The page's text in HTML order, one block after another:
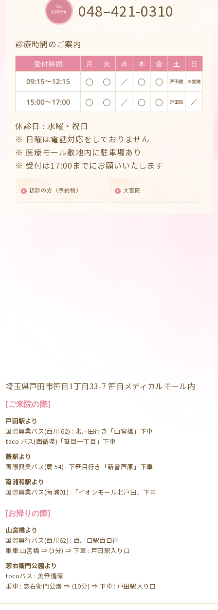
048–421-0310
診療時間のご案内
休診日 : 水曜・祝日
※ 日曜は電話対応をしておりません
※ 医療モール敷地内に駐車場あり
※ 受付は17:00までにお願いいたします
初診の方（予約制） 大宮院
埼玉県戸田市笹目1丁目33-7 笹目メディカルモール内
[ご来院の際]
戸田駅より
国際興業バス(西川 62) : 北戸田行き「山宮橋」下車
taco バス(西循環)「笹目一丁目」下車
蕨駅より
国際興業バス(蕨 54) : 下笹目行き「新曽芦原」下車
南浦和駅より
国際興業バス(南浦01) :「イオンモール北戸田」下車
[お帰りの際]
山宮橋より
国際興行バス(西川62) : 西川口駅西口行
乗車:山宮橋 ⇒ (3分) ⇒ 下車 : 戸田駅入り口
惣右衛門公園より
tocoバス : 美笹循環
乗車 : 惣右衛門公園 ⇒ (10分) ⇒ 下車 : 戸田駅入り口